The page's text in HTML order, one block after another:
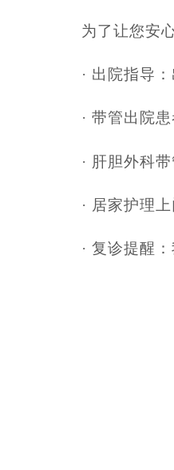
为了让您安
· 出院指导
· 带管出院
· 肝胆外科
· 居家护理
· 复诊提醒